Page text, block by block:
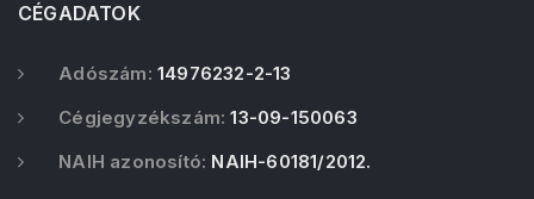
CÉGADATOK
Adószám: 14976232-2-13
Cégjegyzékszám: 13-09-150063
NAIH azonosító: NAIH-60181/2012.